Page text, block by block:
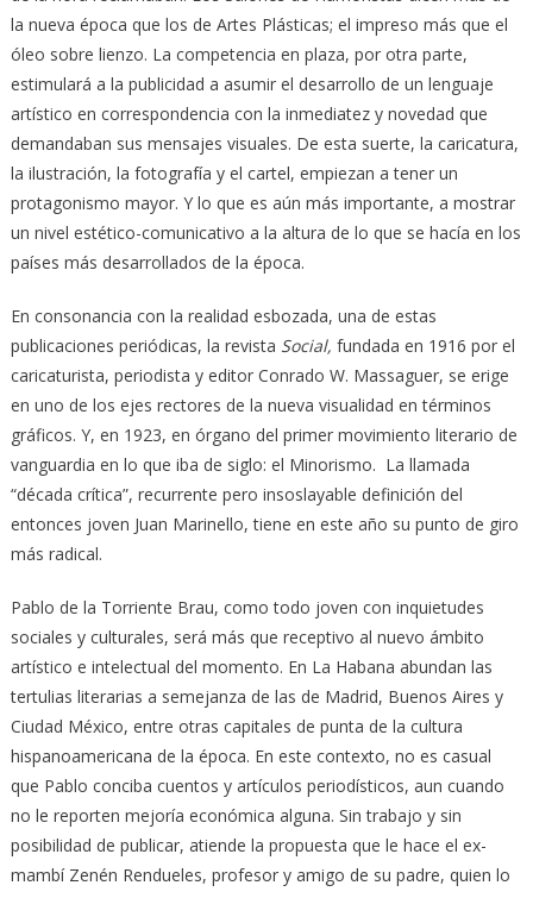
la nueva época que los de Artes Plásticas; el impreso más que el
óleo sobre lienzo. La competencia en plaza, por otra parte,
estimulará a la publicidad a asumir el desarrollo de un lenguaje
artístico en correspondencia con la inmediatez y novedad que
demandaban sus mensajes visuales. De esta suerte, la caricatura,
la ilustración, la fotografía y el cartel, empiezan a tener un
protagonismo mayor. Y lo que es aún más importante, a mostrar
un nivel estético-comunicativo a la altura de lo que se hacía en los
países más desarrollados de la época.
En consonancia con la realidad esbozada, una de estas
publicaciones periódicas, la revista Social, fundada en 1916 por el
caricaturista, periodista y editor Conrado W. Massaguer, se erige
en uno de los ejes rectores de la nueva visualidad en términos
gráficos. Y, en 1923, en órgano del primer movimiento literario de
vanguardia en lo que iba de siglo: el Minorismo. La llamada
“década crítica”, recurrente pero insoslayable definición del
entonces joven Juan Marinello, tiene en este año su punto de giro
más radical.
Pablo de la Torriente Brau, como todo joven con inquietudes
sociales y culturales, será más que receptivo al nuevo ámbito
artístico e intelectual del momento. En La Habana abundan las
tertulias literarias a semejanza de las de Madrid, Buenos Aires y
Ciudad México, entre otras capitales de punta de la cultura
hispanoamericana de la época. En este contexto, no es casual
que Pablo conciba cuentos y artículos periodísticos, aun cuando
no le reporten mejoría económica alguna. Sin trabajo y sin
posibilidad de publicar, atiende la propuesta que le hace el ex-
mambí Zenén Rendueles, profesor y amigo de su padre, quien lo